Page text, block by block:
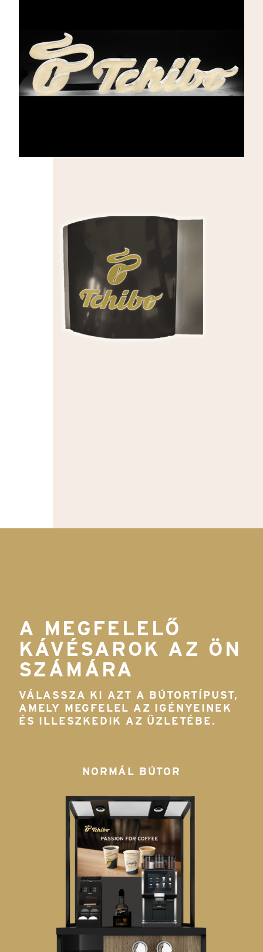
A MEGFELELŐ
KÁVÉSAROK AZ ÖN
SZÁMÁRA
VÁLASSZA KI AZT A BÚTORTÍPUST,
AMELY MEGFELEL AZ IGÉNYEINEK
ÉS ILLESZKEDIK AZ ÜZLETÉBE.
NORMÁL BÚTOR